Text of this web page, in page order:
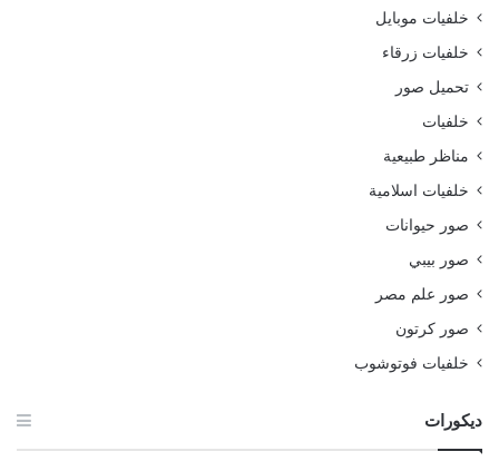
خلفيات موبايل
خلفيات زرقاء
تحميل صور
خلفيات
مناظر طبيعية
خلفيات اسلامية
صور حيوانات
صور بيبي
صور علم مصر
صور كرتون
خلفيات فوتوشوب
ديكورات